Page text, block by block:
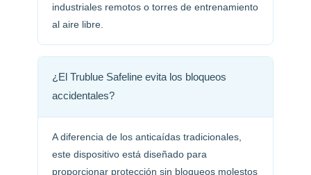
industriales remotos o torres de entrenamiento
al aire libre.
¿El Trublue Safeline evita los bloqueos
accidentales?
A diferencia de los anticaídas tradicionales,
este dispositivo está diseñado para
proporcionar protección sin bloqueos molestos